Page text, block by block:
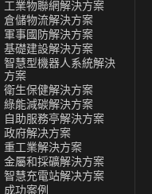
工業物聯網解決方案
倉儲物流解決方案
軍事國防解決方案
基礎建設解決方案
智慧型機器人系統解決
方案
衛生保健解決方案
綠能減碳解決方案
自助服務亭解決方案
政府解决方案
重工業解決方案
金屬和採礦解決方案
智慧充電站解决方案
成功案例